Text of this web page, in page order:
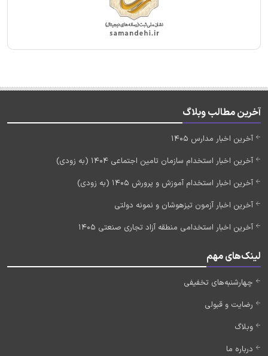
آخرین مطالب وبلاگ
آخرین اخبار مدارس 1405
آخرین اخبار استخدام سازمان تامین اجتماعی 1404 (به زودی)
آخرین اخبار استخدام آموزش و پرورش 1405 (به زودی)
آخرین اخبار آزمون تیزهوشان و نمونه دولتی
آخرین اخبار استخدامی منطقه آزاد تجاری صنعتی 1405
لینک‌های مهم
چهارشنبه‌های تخفیفی
رضایت و قبولی
وبلاگ
درباره ما